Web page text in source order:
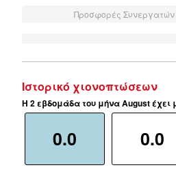
Προσφορές Συνεργατών
Ιστορικό χιονοπτώσεων
Η 2 εβδομάδα του μήνα August έχει
0.0 0.0